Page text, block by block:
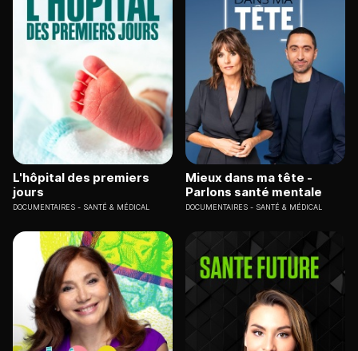
L'hôpital des premiers
jours
DOCUMENTAIRES SANTÉ & MÉDICAL
Mieux dans ma tête -
Parlons santé mentale
DOCUMENTAIRES SANTÉ & MÉDICAL